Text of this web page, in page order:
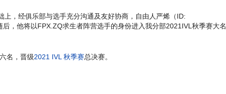
，经俱乐部与选手充分沟通及友好协商，自由人严烯（ID:
，他将以FPX.ZQ求生者阵营选手的身份进入我分部2021IVL秋季赛大名
名，晋级2021 IVL 秋季赛总决赛。